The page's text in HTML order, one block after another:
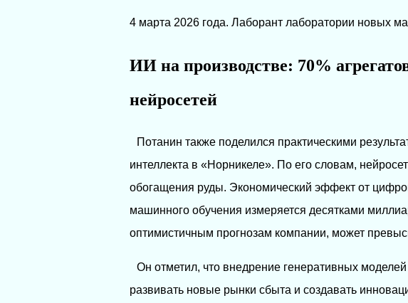
4 марта 2026 года. Лаборант лаборатории новых
ИИ на производстве: 70%
нейросетей
Потанин также поделился практическими
интеллекта в «Норникеле». По его словам,
обогащения руды. Экономический эффект от
машинного обучения измеряется десятками
оптимистичным прогнозам компании, может
Он отметил, что внедрение генеративных
развивать новые рынки сбыта и создавать